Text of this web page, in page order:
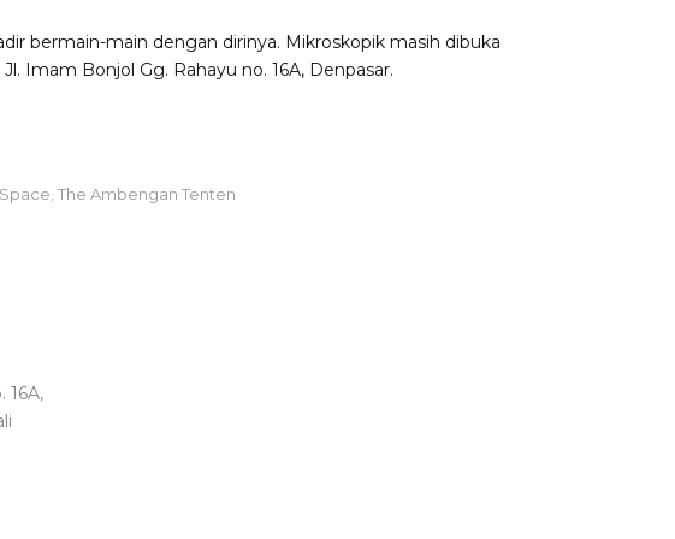
bermain-main dengan dirinya. Mikroskopik masih dibuka
Imam Bonjol Gg. Rahayu no. 16A, Denpasar.
, The Ambengan Tenten
16A,